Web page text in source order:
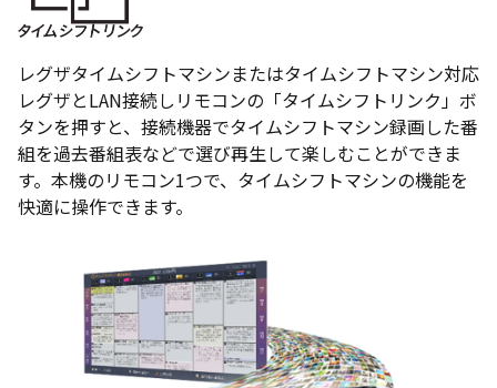
レグザタイムシフトマシンまたはタイムシフトマシン対応
レグザとLAN接続しリモコンの「タイムシフトリンク」ボ
タンを押すと、接続機器でタイムシフトマシン録画した番
組を過去番組表などで選び再生して楽しむことができま
す。本機のリモコン1つで、タイムシフトマシンの機能を
快適に操作できます。